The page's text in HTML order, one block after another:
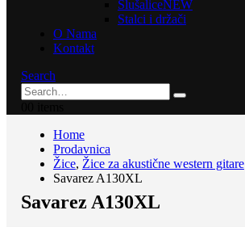
SlušaliceNEW
Stalci i držači
O Nama
Kontakt
Search
Home
Prodavnica
Žice, Žice za akustične western gitare
Savarez A130XL
Savarez A130XL